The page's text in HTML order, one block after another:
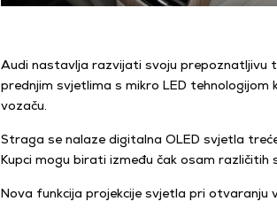
Audi nastavlja razvijati svoju prepoznatljivu
prednjim svjetlima s mikro LED
vozaču.
Straga se nalaze digitalna OLED svjetla
Kupci mogu birati između čak osam različitih
Nova funkcija projekcije svjetla pri